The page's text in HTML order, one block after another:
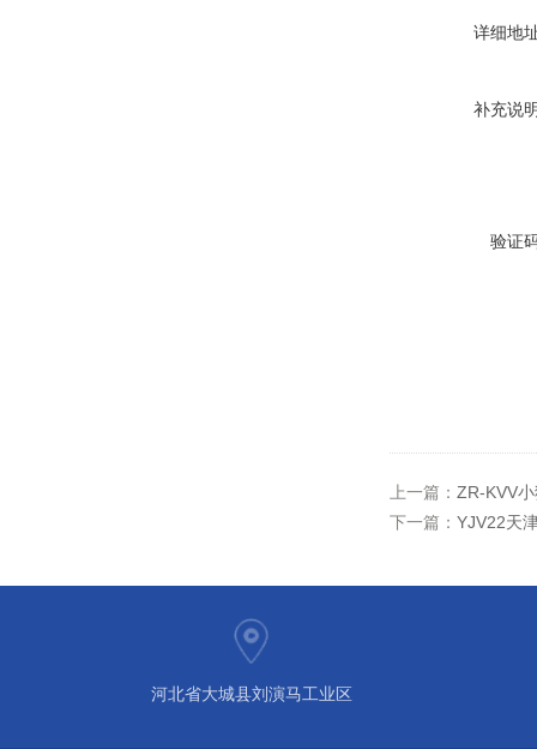
详细地
补充说
验证
上一篇： ZR-KVV
下一篇： YJV22天
河北省大城县刘演马工业区